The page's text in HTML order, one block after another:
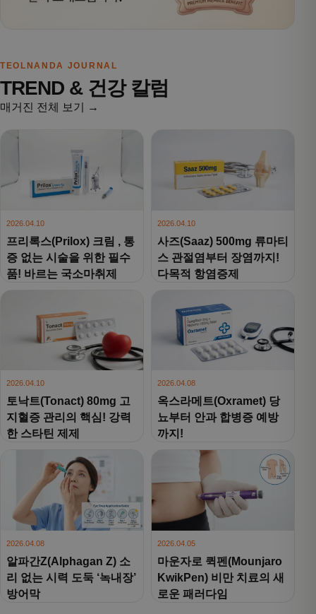
TEOLNANDA JOURNAL
TREND & 건강 칼럼
매거진 전체 보기 →
2026.04.10
프리록스(Prilox) 크림 , 통
증 없는 시술을 위한 필수
품! 바르는 국소마취제
2026.04.10
사즈(Saaz) 500mg 류마티
스 관절염부터 장염까지!
다목적 항염증제
2026.04.10
토낙트(Tonact) 80mg 고
지혈증 관리의 핵심! 강력
한 스타틴 제제
2026.04.08
옥스라메트(Oxramet) 당
뇨부터 안과 합병증 예방
까지!
2026.04.08
알파간Z(Alphagan Z) 소
리 없는 시력 도둑 ‘녹내장’
방어막
2026.04.05
마운자로 퀵펜(Mounjaro
KwikPen) 비만 치료의 새
로운 패러다임